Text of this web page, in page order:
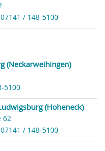
/ 148-5100
(Neckarweihingen)
5100
(Hoheneck)
62
/ 148-5100